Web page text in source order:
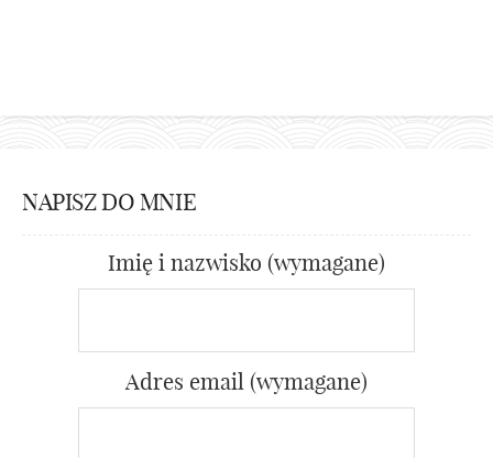
NAPISZ DO MNIE
Imię i nazwisko (wymagane)
Adres email (wymagane)